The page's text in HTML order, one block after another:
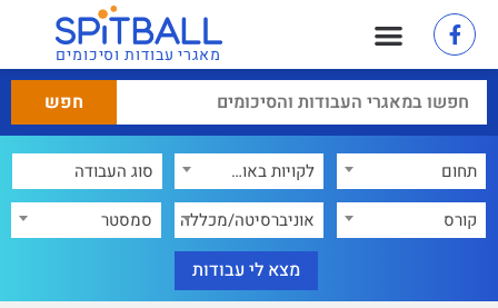
מאגרי עבודות וסיכומים
תחום
לקויות באוטיזם
קורס
אוניברסיטה/מכללה סמסטר